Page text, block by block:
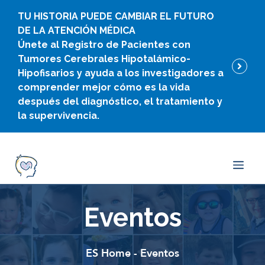
contenido
TU HISTORIA PUEDE CAMBIAR EL FUTURO
DE LA ATENCIÓN MÉDICA
Únete al Registro de Pacientes con
Tumores Cerebrales Hipotalámico-
Hipofisarios y ayuda a los investigadores a
comprender mejor cómo es la vida
después del diagnóstico, el tratamiento y
la supervivencia.
Eventos
ES Home -Eventos